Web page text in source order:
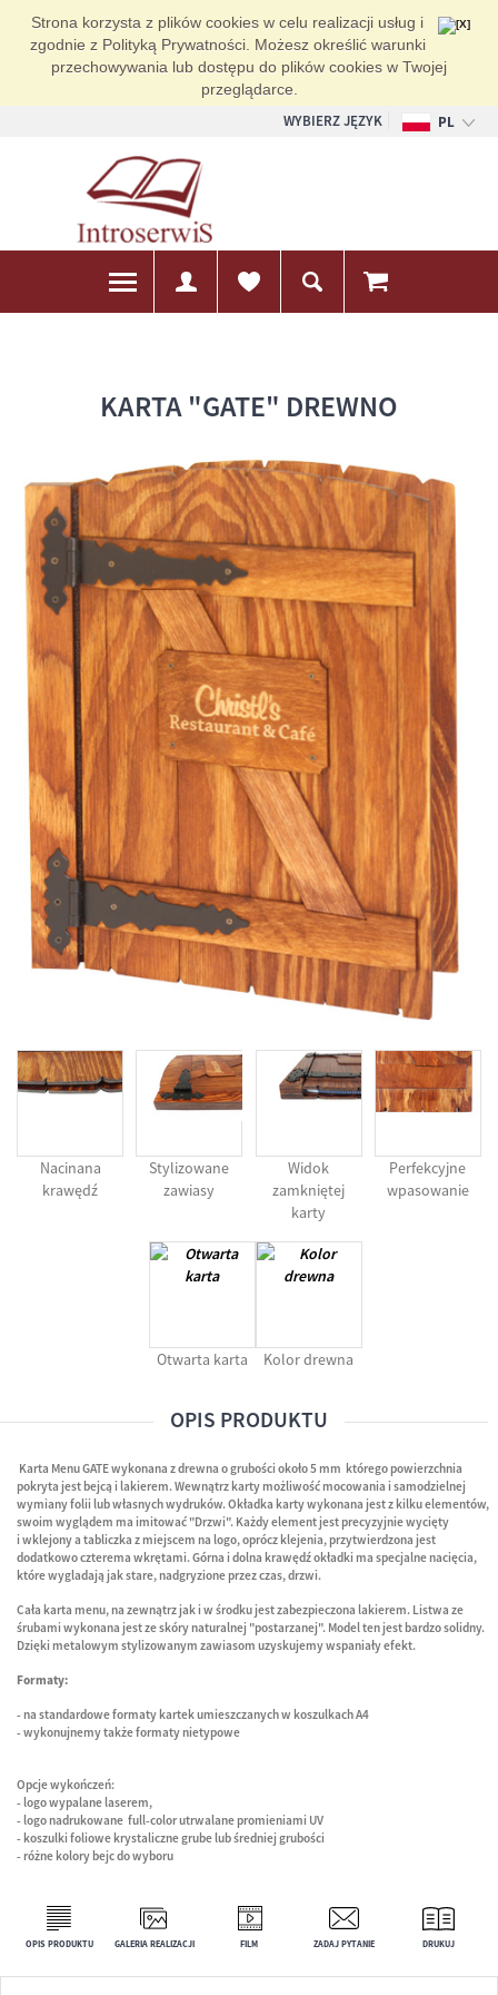
Strona korzysta z plików cookies w celu realizacji usług i
zgodnie z Polityką Prywatności. Możesz określić warunki
przechowywania lub dostępu do plików cookies w Twojej
przeglądarce.
WYBIERZ JĘZYK
PL
KARTA "GATE" DREWNO
Nacinana
krawędź
Stylizowane
zawiasy
Widok
zamkniętej
karty
Perfekcyjne
wpasowanie
Otwarta karta Kolor drewna
OPIS PRODUKTU
Karta Menu GATE wykonana z drewna o grubości około 5 mm którego powierzchnia
pokryta jest bejcą i lakierem. Wewnątrz karty możliwość mocowania i samodzielnej
wymiany folii lub własnych wydruków. Okładka karty wykonana jest z kilku elementów,
swoim wyglądem ma imitować "Drzwi". Każdy element jest precyzyjnie wycięty
i wklejony a tabliczka z miejscem na logo, oprócz klejenia, przytwierdzona jest
dodatkowo czterema wkrętami. Górna i dolna krawędź okładki ma specjalne nacięcia,
które wygladają jak stare, nadgryzione przez czas, drzwi.
Cała karta menu, na zewnątrz jak i w środku jest zabezpieczona lakierem. Listwa ze
śrubami wykonana jest ze skóry naturalnej "postarzanej". Model ten jest bardzo solidny.
Dzięki metalowym stylizowanym zawiasom uzyskujemy wspaniały efekt.
Formaty:
- na standardowe formaty kartek umieszczanych w koszulkach A4
- wykonujnemy także formaty nietypowe
Opcje wykończeń:
- logo wypalane laserem,
- logo nadrukowane full-color utrwalane promieniami UV
- koszulki foliowe krystaliczne grube lub średniej grubości
- różne kolory bejc do wyboru
OPIS PRODUKTU GALERIA REALIZACJI FILM ZADAJ PYTANIE DRUKUJ